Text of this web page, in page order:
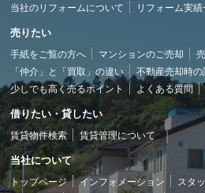
当社のリフォームについて リフォーム実
売りたい
手紙をご覧の方へ マンションのご売却
「仲介」と「買取」の違い
不動産売却時の
少しでも高く売るポイント
よくある質問
借りたい・貸したい
賃貸物件検索 賃貸管理について
当社について
トップページ インフォメーション スタ